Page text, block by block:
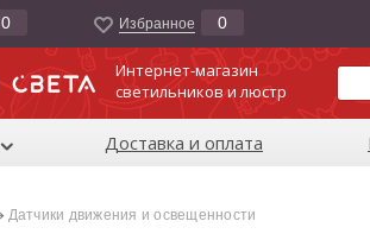
0 Избранноe 0
Интернет-магазин
светильников и люстр
Доставка и оплата
Датчики движения и освещенности